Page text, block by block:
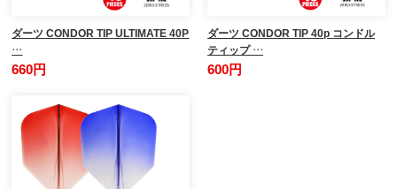
ダーツ CONDOR TIP ULTIMATE 40P
…
660円
ダーツ CONDOR TIP 40p コンドル
ティップ …
600円